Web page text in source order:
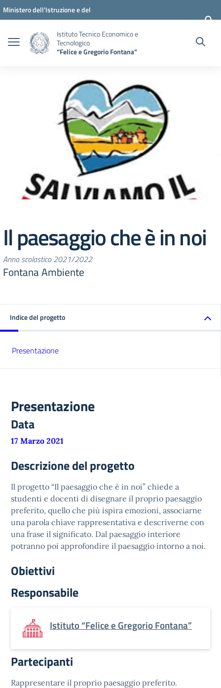
Vai ai contenuti
Vai al menu di navigazione
Vai al footer
Ministero dell'Istruzione e del
Istituto Tecnico Economico e
Tecnologico
“Felice e Gregorio Fontana”
Il paesaggio che è in noi
Anno scolastico 2021/2022
Fontana Ambiente
Indice del progetto
Presentazione
Presentazione
Data
17 Marzo 2021
Descrizione del progetto
Il progetto “Il paesaggio che è in noi” chiede a
studenti e docenti di disegnare il proprio paesaggio
preferito, quello che più ispira emozioni, associarne
una parola chiave rappresentativa e descriverne con
una frase il significato. Dal paesaggio interiore
potranno poi approfondire il paesaggio intorno a noi.
Obiettivi
Responsabile
Istituto “Felice e Gregorio Fontana”
Partecipanti
Rappresentare il proprio paesaggio preferito.